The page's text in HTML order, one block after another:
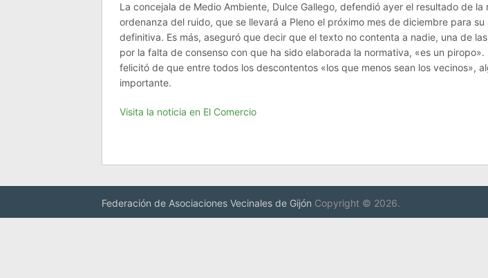
La concejala de Medio Ambiente, Dulce Gallego, defendió ayer el resultado de la
ordenanza del ruido, que se llevará a Pleno el próximo mes de diciembre para su
definitiva. Es más, aseguró que decir que el texto no contenta a nadie, una de
por la falta de consenso con que ha sido elaborada la normativa, «es un piropo».
felicitó de que entre todos los descontentos «los que menos sean los vecinos»,
importante.
Visita la noticia en El Comercio
Federación de Asociaciones Vecinales de Gijón Copyright © 2026.